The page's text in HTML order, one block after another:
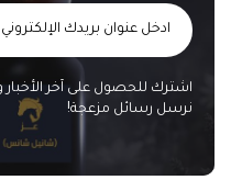
اشترك للحصول على آخر الأخبار
نرسل رسائل مزعجة!